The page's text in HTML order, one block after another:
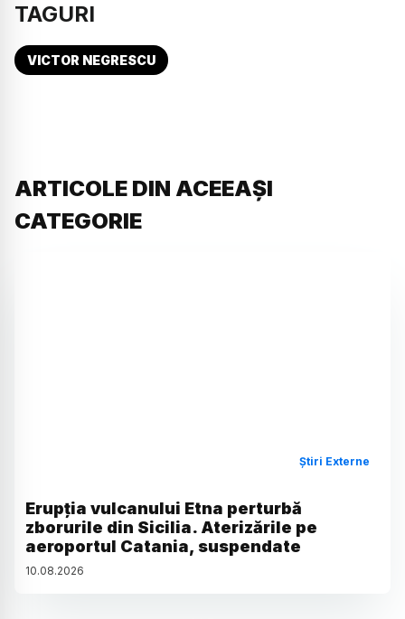
TAGURI
VICTOR NEGRESCU
ARTICOLE DIN ACEEAȘI
CATEGORIE
Știri Externe
Erupția vulcanului Etna perturbă
zborurile din Sicilia. Aterizările pe
aeroportul Catania, suspendate
10.08.2026